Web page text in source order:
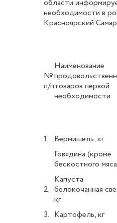
области
необходимости в
Красноярский
№
п/п
Наименование
товаров первой
необходимости
1.
Вермишель, кг
Говядина (кроме
бескостного
2.
Капуста
белокочанная
кг
3. Картофель, кг